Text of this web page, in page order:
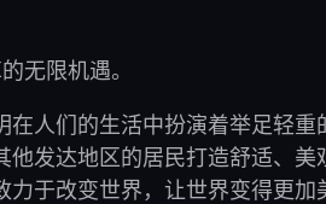
无限机遇。
人们的生活中扮演着举足轻重
发达地区的居民打造舒适、美
于改变世界，让世界变得更加